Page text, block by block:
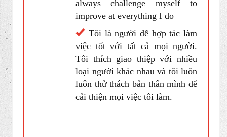
Tôi luôn luôn muốn ở trạng
thái cân bằng. Khi tôi làm việc,
tôi muốn làm việc chăm chỉ. Và
khi không làm việc, tôi thích
tham gia vào các hoạt động cá
nhân của tôi chẳng hạn như chơi
gôn và câu cá.